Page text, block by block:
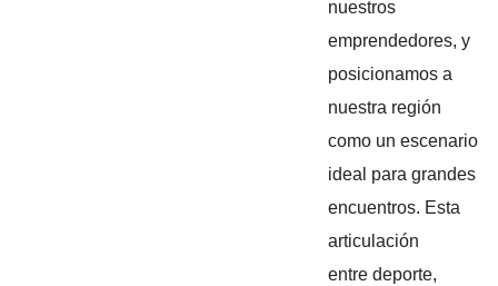
nuestros
emprendedores, y
posicionamos a
nuestra región
como un escenario
ideal para grandes
encuentros. Esta
articulación
entre deporte,